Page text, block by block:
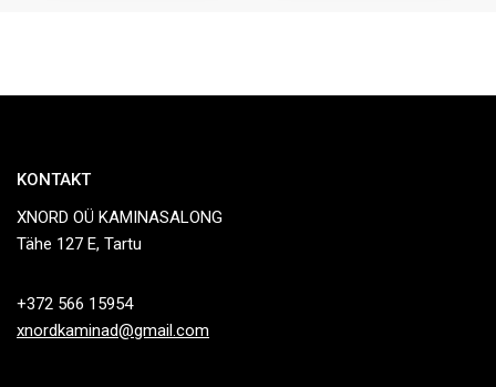
KONTAKT
XNORD OÜ KAMINASALONG
Tähe 127 E, Tartu
+372 566 15954
xnordkaminad@gmail.com